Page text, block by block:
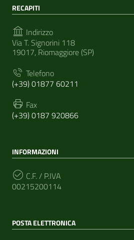
RECAPITI
Indirizzo
Via T. Signorini 118
19017, Riomaggiore (SP)
Telefono
(+39) 01877 60211
Fax
(+39) 0187 920866
INFORMAZIONI
C.F. / P.IVA
00215200114
POSTA ELETTRONICA